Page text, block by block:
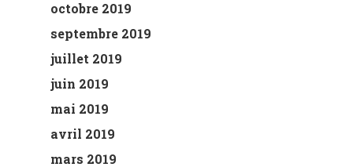
octobre 2019
septembre 2019
juillet 2019
juin 2019
mai 2019
avril 2019
mars 2019